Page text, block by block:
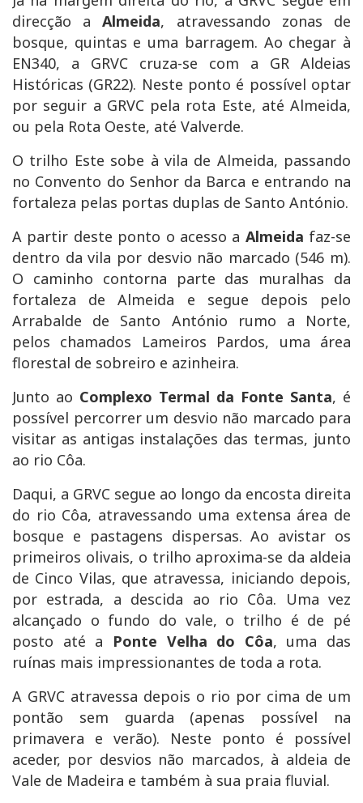
direcção aAlmeida, atravessando zonas de
bosque, quintas e uma barragem. Ao chegar à
EN340, a GRVC cruza-se com a GR Aldeias
Históricas (GR22). Neste ponto é possível optar
por seguir a GRVC pela rota Este, até Almeida,
ou pela Rota Oeste, até Valverde.
O trilho Este sobe à vila de Almeida, passando
no Convento do Senhor da Barca e entrando na
fortaleza pelas portas duplas de Santo António.
A partir deste ponto o acesso a Almeida faz-se
dentro da vila por desvio não marcado (546 m).
O caminho contorna parte das muralhas da
fortaleza de Almeida e segue depois pelo
Arrabalde de Santo António rumo a Norte,
pelos chamados Lameiros Pardos, uma área
florestal de sobreiro e azinheira.
Junto ao Complexo Termal da Fonte Santa, é
possível percorrer um desvio não marcado para
visitar as antigas instalações das termas, junto
ao rio Côa.
Daqui, a GRVC segue ao longo da encosta direita
do rio Côa, atravessando uma extensa área de
bosque e pastagens dispersas. Ao avistar os
primeiros olivais, o trilho aproxima-se da aldeia
de Cinco Vilas, que atravessa, iniciando depois,
por estrada, a descida ao rio Côa. Uma vez
alcançado o fundo do vale, o trilho é de pé
posto até a Ponte Velha do Côa, uma das
ruínas mais impressionantes de toda a rota.
A GRVC atravessa depois o rio por cima de um
pontão sem guarda (apenas possível na
primavera e verão). Neste ponto é possível
aceder, por desvios não marcados, à aldeia de
Vale de Madeira e também à sua praia fluvial.